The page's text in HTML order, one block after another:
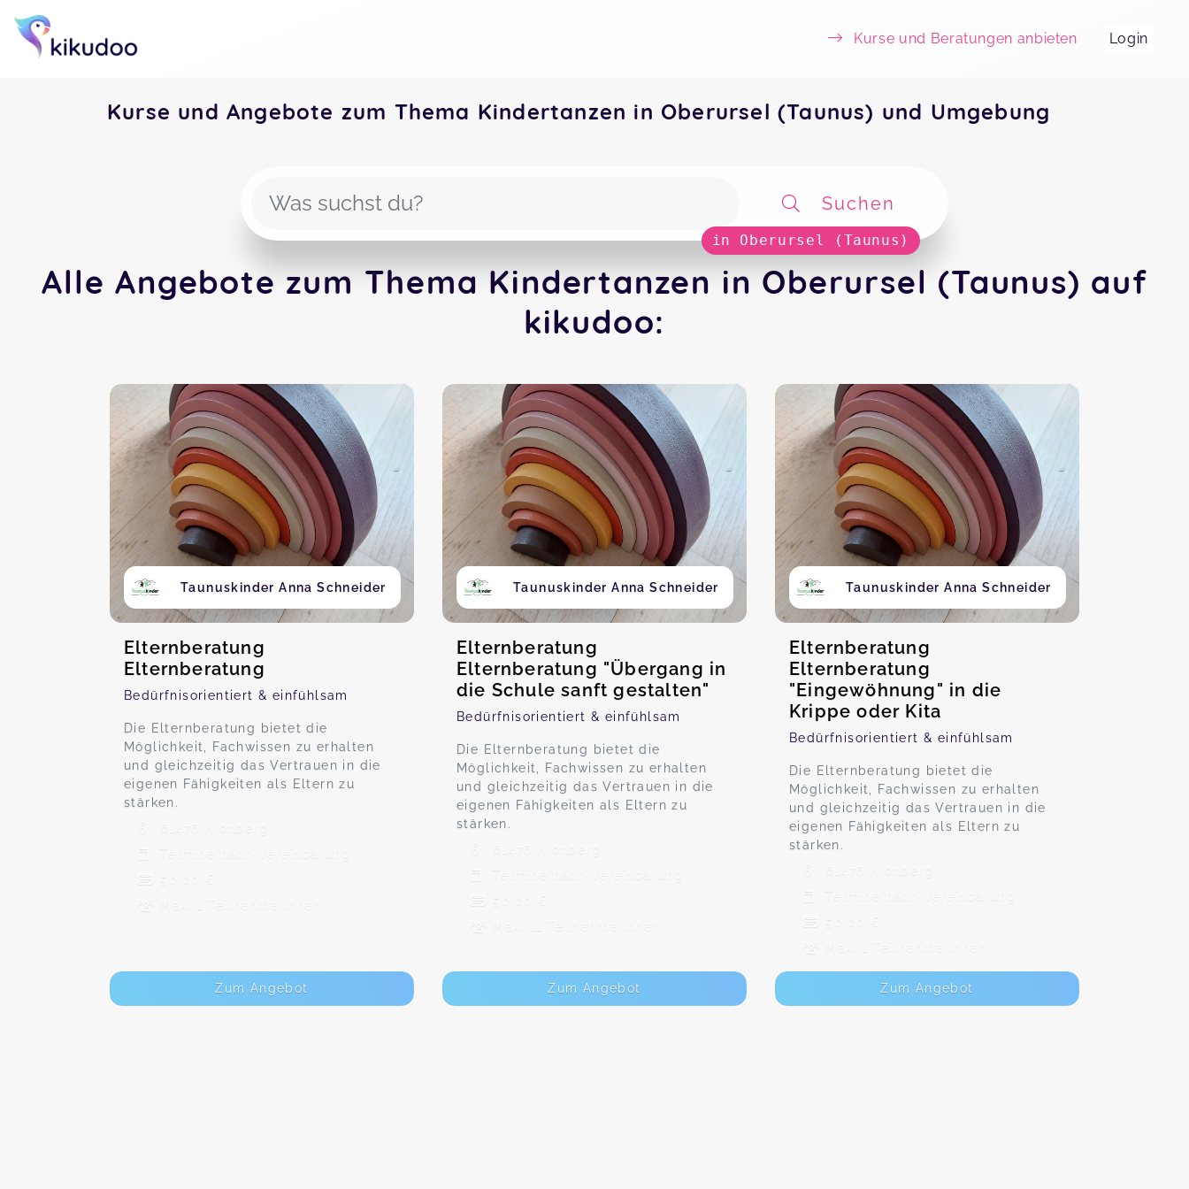
Kurse und Beratungen anbieten Login
Kurse und Angebote zum Thema Kindertanzen in Oberursel (Taunus) und Umgebung
Suchen
in Oberursel (Taunus)
Alle Angebote zum Thema Kindertanzen in Oberursel (Taunus) auf
kikudoo:
Taunuskinder Anna Schneider
Elternberatung
Elternberatung
Bedürfnisorientiert & einfühlsam
Die Elternberatung bietet die
Möglichkeit, Fachwissen zu erhalten
und gleichzeitig das Vertrauen in die
eigenen Fähigkeiten als Eltern zu
stärken.
61476 Kronberg
Termine nach Vereinbarung
50,00 €
Max. 1 TeilnehmerInnen
Zum Angebot
Taunuskinder Anna Schneider
Elternberatung
Elternberatung "Übergang in
die Schule sanft gestalten"
Bedürfnisorientiert & einfühlsam
Die Elternberatung bietet die
Möglichkeit, Fachwissen zu erhalten
und gleichzeitig das Vertrauen in die
eigenen Fähigkeiten als Eltern zu
stärken.
61476 Kronberg
Termine nach Vereinbarung
50,00 €
Max. 11 TeilnehmerInnen
Zum Angebot
Taunuskinder Anna Schneider
Elternberatung
Elternberatung
"Eingewöhnung" in die
Krippe oder Kita
Bedürfnisorientiert & einfühlsam
Die Elternberatung bietet die
Möglichkeit, Fachwissen zu erhalten
und gleichzeitig das Vertrauen in die
eigenen Fähigkeiten als Eltern zu
stärken.
61476 Kronberg
Termine nach Vereinbarung
50,00 €
Max. 1 TeilnehmerInnen
Zum Angebot